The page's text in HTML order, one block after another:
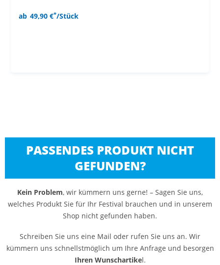
ab 49,90 €*/Stück
PASSENDES PRODUKT NICHT
GEFUNDEN?
Kein Problem, wir kümmern uns gerne! – Sagen Sie uns,
welches Produkt Sie für Ihr Festival brauchen und in unserem
Shop nicht gefunden haben.
Schreiben Sie uns eine Mail oder rufen Sie uns an. Wir
kümmern uns schnellstmöglich um Ihre Anfrage und besorgen
Ihren Wunschartikel.